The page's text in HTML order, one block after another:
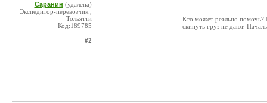
Саранин (удалена)
Экспедитор-перевозчик ,
Тольятти
Код:189785
#2
Кто может реально помочь?
скинуть груз не дают.